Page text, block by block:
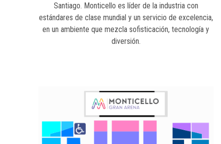
Santiago. Monticello es líder de la industria con
estándares de clase mundial y un servicio de excelencia,
en un ambiente que mezcla sofisticación, tecnología y
diversión.